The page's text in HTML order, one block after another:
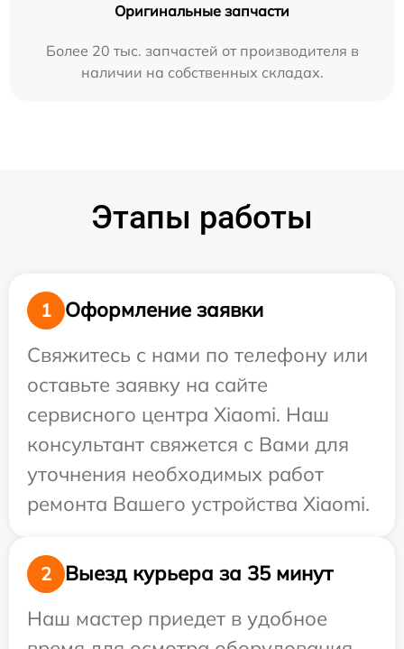
Оригинальные запчасти
Более 20 тыс. запчастей от производителя в
наличии на собственных складах.
Этапы работы
1
Оформление заявки
Свяжитесь с нами по телефону или
оставьте заявку на сайте
сервисного центра Xiaomi. Наш
консультант свяжется с Вами для
уточнения необходимых работ
ремонта Вашего устройства Xiaomi.
2
Выезд курьера за 35 минут
Наш мастер приедет в удобное